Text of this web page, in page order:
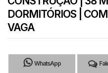
DORMITÓRIOS |
VAGA
WhatsApp